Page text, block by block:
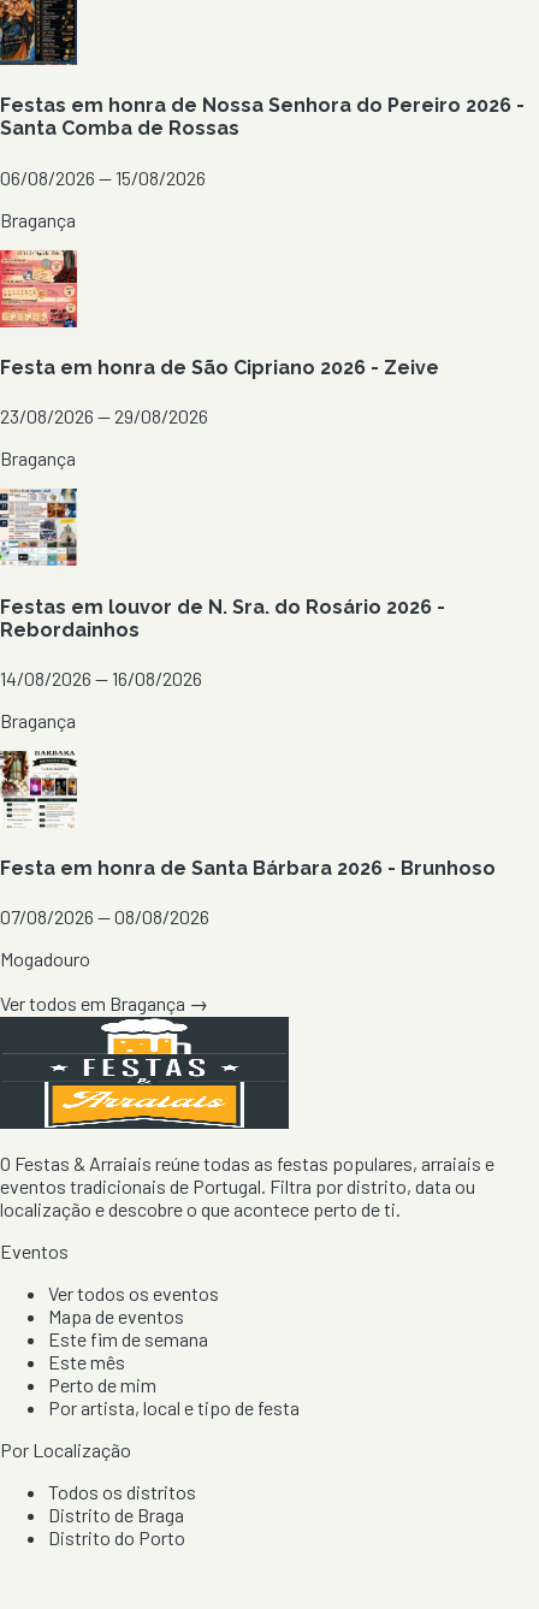
Festas em honra de Nossa Senhora do Pereiro 2026 -
Santa Comba de Rossas
06/08/2026 — 15/08/2026
Bragança
Festa em honra de São Cipriano 2026 - Zeive
23/08/2026 — 29/08/2026
Bragança
Festas em louvor de N. Sra. do Rosário 2026 -
Rebordainhos
14/08/2026 — 16/08/2026
Bragança
Festa em honra de Santa Bárbara 2026 - Brunhoso
07/08/2026 — 08/08/2026
Mogadouro
Ver todos em Bragança →
O Festas & Arraiais reúne todas as festas populares, arraiais e
eventos tradicionais de Portugal. Filtra por distrito, data ou
localização e descobre o que acontece perto de ti.
Eventos
Ver todos os eventos
Mapa de eventos
Este fim de semana
Este mês
Perto de mim
Por artista, local e tipo de festa
Por Localização
Todos os distritos
Distrito de Braga
Distrito do Porto